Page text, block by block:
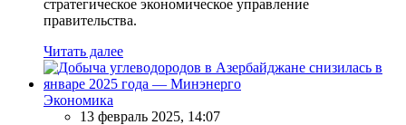
стратегическое экономическое управление
правительства.
Читать далее
Экономика
13 февраль 2025, 14:07